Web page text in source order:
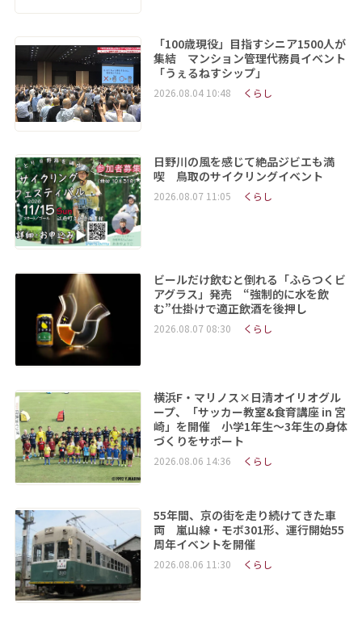
「100歳現役」目指すシニア1500人が
集結 マンション管理代務員イベント
「うぇるねすシップ」
2026.08.04 10:48 くらし
日野川の風を感じて絶品ジビエも満
喫 鳥取のサイクリングイベント
2026.08.07 11:05 くらし
ビールだけ飲むと倒れる「ふらつくビ
アグラス」発売 “強制的に水を飲
む”仕掛けで適正飲酒を後押し
2026.08.07 08:30 くらし
横浜F・マリノス×日清オイリオグル
ープ、「サッカー教室&食育講座 in 宮
崎」を開催 小学1年生～3年生の身体
づくりをサポート
2026.08.06 14:36 くらし
55年間、京の街を走り続けてきた車
両 嵐山線・モボ301形、運行開始55
周年イベントを開催
2026.08.06 11:30 くらし